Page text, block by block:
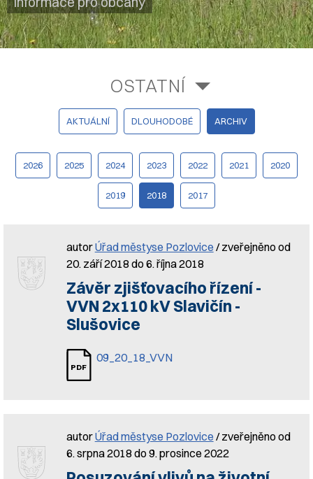
OSTATNÍ
AKTUÁLNÍ DLOUHODOBÉ ARCHIV
2026 2025 2024 2023 2022 2021 2020
2019 2018 2017
autorÚřad městyse Pozlovice / zveřejněno od
20. září 2018 do 6. října 2018
Závěr zjišťovacího řízení -
VVN 2x110 kV Slavičín -
Slušovice
09_20_18_VVN
autorÚřad městyse Pozlovice / zveřejněno od
6. srpna 2018 do 9. prosince 2022